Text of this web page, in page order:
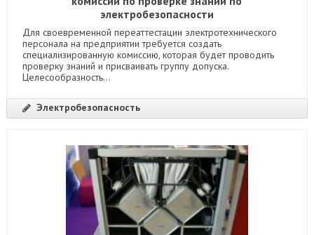
электробезопасности
Для своевременной переаттестации электротехнического
персонала на предприятии требуется создать
специализированную комиссию, которая будет проводить
проверку знаний и присваивать группу допуска.
Целесообразность...
Электробезопасность